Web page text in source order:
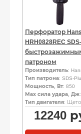
Перфоратор
HRH0828REC
патроном
Производитель:
Тип патрона: SDS-
Мощность, Вт: 850
Мах сила удара, Дж
Тип двигателя:
12240